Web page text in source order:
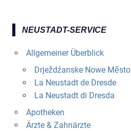
NEUSTADT-SERVICE
Allgemeiner Überblick
Drježdźanske Nowe Město
La Neustadt de Dresde
La Neustadt di Dresda
Apotheken
Ärzte & Zahnärzte